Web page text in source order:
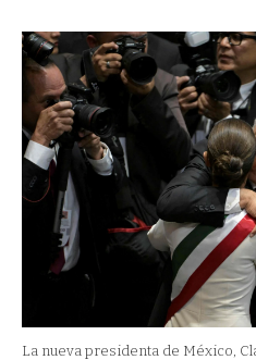
La nueva presidenta de México,